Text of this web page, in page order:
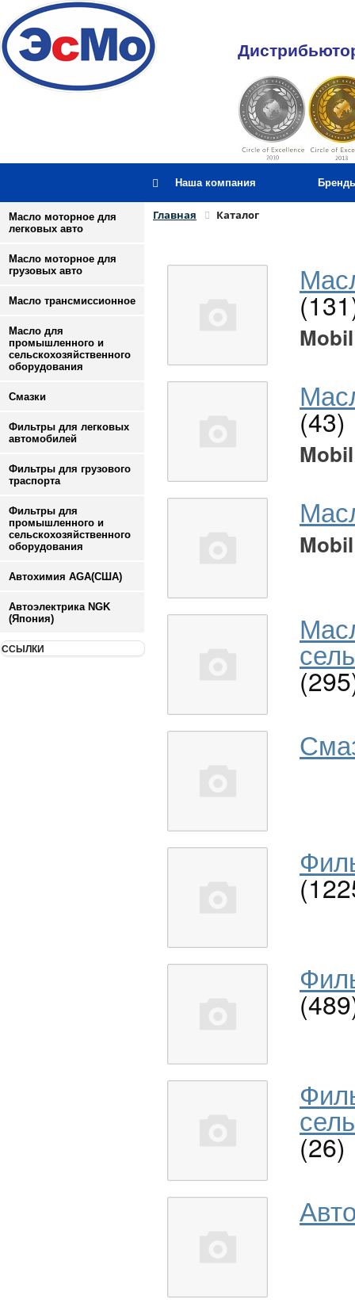
Наша компания
Масло моторное для
легковых авто
Масло моторное для
грузовых авто
Масло трансмиссионное
Масло для
промышленного и
сельскохозяйственного
оборудования
Смазки
Фильтры для легковых
автомобилей
Фильтры для грузового
траспорта
Фильтры для
промышленного и
сельскохозяйственного
оборудования
Автохимия AGA(США)
Автоэлектрика NGK
(Япония)
ССЫЛКИ
Главная Каталог
Mobil
(43)
Mobil
Mobil
(26)